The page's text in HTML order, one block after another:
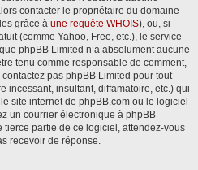
contacter le propriétaire du domaine
grâce à une requête WHOIS), ou, si
(comme Yahoo, Free, etc.), le service
phpBB Limited n’a absolument aucune
tenu comme responsable de comment,
pas phpBB Limited pour tout
incessant, insultant, diffamatoire, etc.) qui
site internet de phpBB.com ou le logiciel
un courrier électronique à phpBB
tierce partie de ce logiciel, attendez-vous
recevoir de réponse.